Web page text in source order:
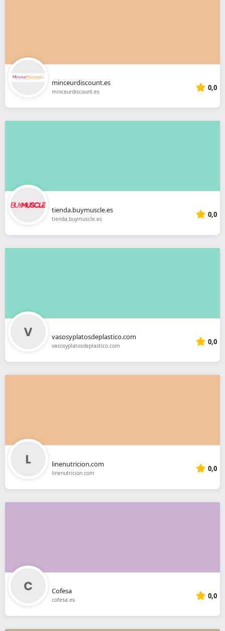
minceurdiscount.es
minceurdiscount.es 0,0
tienda.buymuscle.es
tienda.buymuscle.es 0,0
vasosyplatosdeplastico.com
vasosyplatosdeplastico.com 0,0
linenutricion.com
linenutricion.com 0,0
Cofesa
cofesa.es 0,0